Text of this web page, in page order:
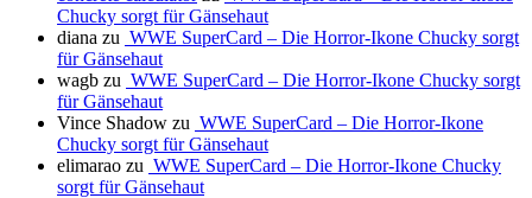
Chucky sorgt für Gänsehaut
diana zu WWE SuperCard – Die Horror-Ikone Chucky sorgt
für Gänsehaut
wagb zu WWE SuperCard – Die Horror-Ikone Chucky sorgt
für Gänsehaut
Vince Shadow zu WWE SuperCard – Die Horror-Ikone
Chucky sorgt für Gänsehaut
elimarao zu WWE SuperCard – Die Horror-Ikone Chucky
sorgt für Gänsehaut